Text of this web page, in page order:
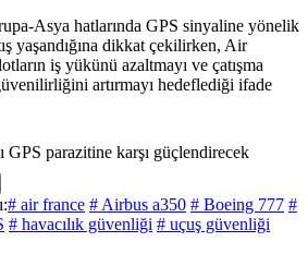
Asya hatlarında GPS sinyaline yönelik
yaşandığına dikkat çekilirken, Air
iş yükünü azaltmayı ve çatışma
artırmayı hedeflediği ifade
GPS parazitine karşı güçlendirecek
# air france # Airbus a350 # Boeing 777 #
# havacılık güvenliği # uçuş güvenliği